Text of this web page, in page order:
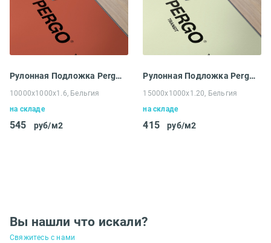
Рулонная Подложка Pergo Vinyl Heat (10000x1000x1.6 мм)
10000x1000x1.6, Бельгия
на складе
545 руб/м2
Рулонная Подложка Pergo Vinyl Transit (15000x1000x1.20 мм)
15000x1000x1.20, Бельгия
на складе
415 руб/м2
Вы нашли что искали?
Свяжитесь с нами